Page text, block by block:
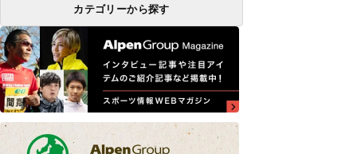
カテゴリーから探す